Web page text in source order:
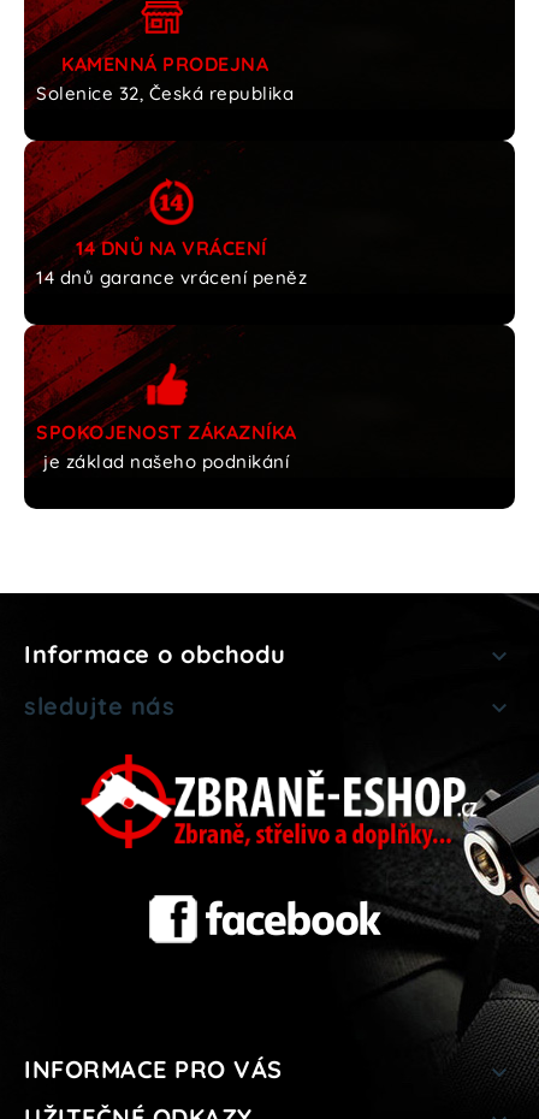
KAMENNÁ PRODEJNA
Solenice 32, Česká republika
14 DNŮ NA VRÁCENÍ
14 dnů garance vrácení peněz
SPOKOJENOST ZÁKAZNÍKA
je základ našeho podnikání
Informace o obchodu 
sledujte nás 
INFORMACE PRO VÁS 